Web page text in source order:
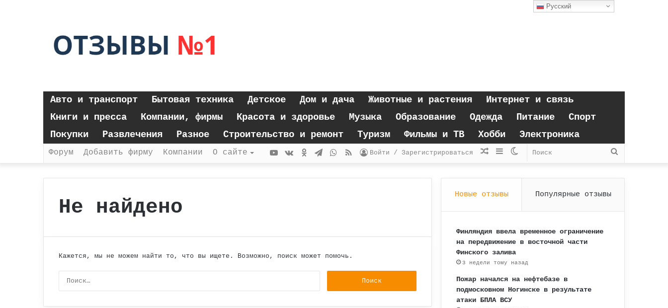
Авто и транспорт Бытовая техника Детское Дом и дача Животные и растения
Интернет и связь
Книги и пресса
Компании, фирмы Красота и здоровье Музыка Образование Одежда Питание
Спорт
Покупки
Развлечения Разное Строительство и ремонт Туризм Фильмы и ТВ Хобби Электроника
Форум Добавить фирму Компании О сайте Поиск
Switch
Sidebar
Случайная
Войти / Зарегистрироваться
RSS
WhatsApp
Telegram
Одноклассники
vk.com
YouTube
Не найдено
Кажется, мы не можем найти то, что вы ищете. Возможно, поиск может помочь.
Новые отзывы Популярные отзывы
Финляндия ввела временное ограничение
на передвижение в восточной части
Финского залива
3 недели тому назад
Пожар начался на нефтебазе в
подмосковном Ногинске в результате
атаки БПЛА ВСУ
Русский